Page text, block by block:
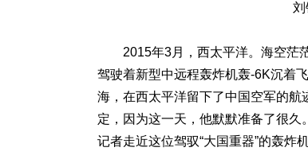
刘
2015年3月，西太平洋。海空茫茫
驾驶着新型中远程轰炸机轰-6K沉着
海，在西太平洋留下了中国空军的
定，因为这一天，他默默准备了很
记者走近这位驾驭“大国重器”的轰炸